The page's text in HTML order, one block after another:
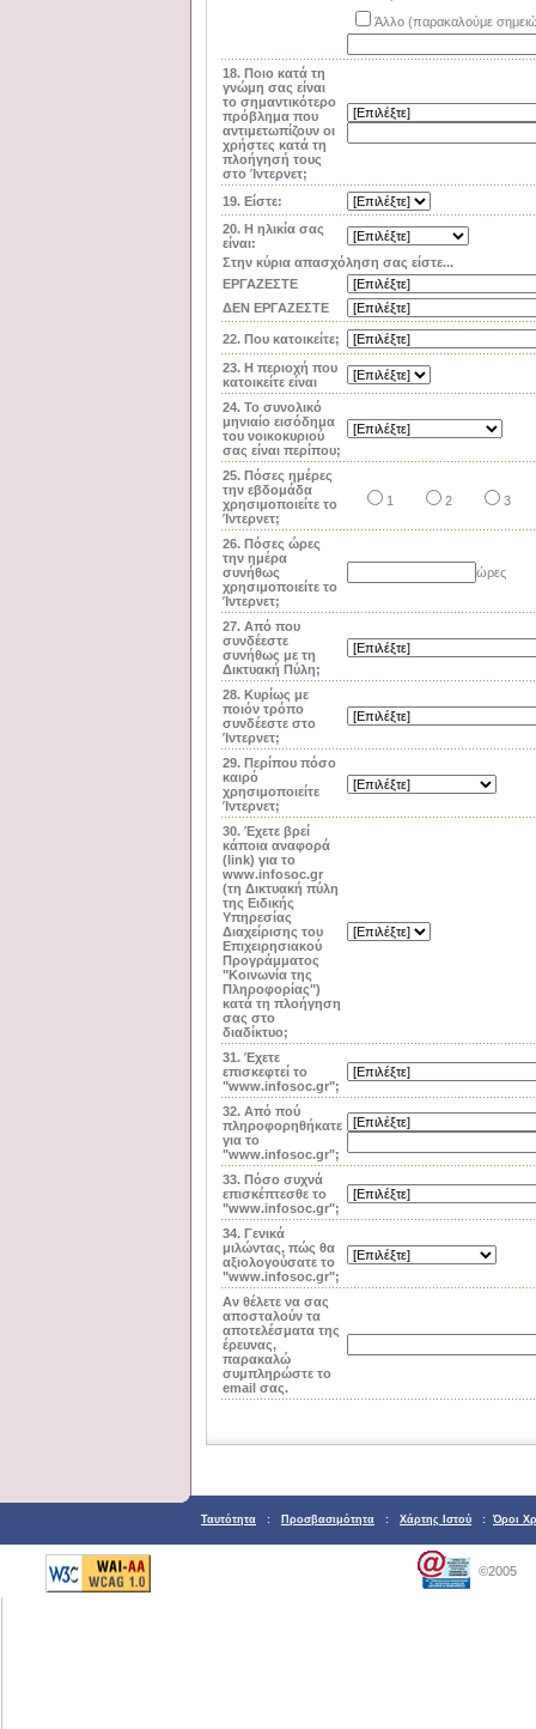
Άλλο (παρακαλούμε
18. Ποιο κατά τη
γνώμη σας είναι
το σημαντικότερο
πρόβλημα που
αντιμετωπίζουν οι
χρήστες κατά τη
πλοήγησή τους
στο Ίντερνετ;
19. Είστε:
20. Η ηλικία σας
είναι:
Στην κύρια απασχόληση σας είστε...
ΕΡΓΑΖΕΣΤΕ
ΔΕΝ ΕΡΓΑΖΕΣΤΕ
22. Που κατοικείτε;
23. Η περιοχή που
κατοικείτε είναι
24. Το συνολικό
μηνιαίο εισόδημα
του νοικοκυριού
σας είναι περίπου;
25. Πόσες ημέρες
την εβδομάδα
χρησιμοποιείτε το
Ίντερνετ;
1 2 3
26. Πόσες ώρες
την ημέρα
συνήθως
χρησιμοποιείτε το
Ίντερνετ;
ώρες
27. Από που
συνδέεστε
συνήθως με τη
Δικτυακή Πύλη;
28. Κυρίως με
ποιόν τρόπο
συνδέεστε στο
Ίντερνετ;
29. Περίπου πόσο
καιρό
χρησιμοποιείτε
Ίντερνετ;
30. Έχετε βρεί
κάποια αναφορά
(link) για το
www.infosoc.gr
(τη Δικτυακή πύλη
της Ειδικής
Υπηρεσίας
Διαχείρισης του
Επιχειρησιακού
Προγράμματος
"Κοινωνία της
Πληροφορίας")
κατά τη πλοήγηση
σας στο
διαδίκτυο;
31. Έχετε
επισκεφτεί το
"www.infosoc.gr";
32. Από πού
πληροφορηθήκατε
για το
"www.infosoc.gr";
33. Πόσο συχνά
επισκέπτεσθε το
"www.infosoc.gr";
34. Γενικά
μιλώντας, πώς θα
αξιολογούσατε το
"www.infosoc.gr";
Αν θέλετε να σας
αποσταλούν τα
αποτελέσματα της
έρευνας,
παρακαλώ
συμπληρώστε το
email σας.
Ταυτότητα : Προσβασιμότητα : Χάρτης Ιστού : Όροι
©2005